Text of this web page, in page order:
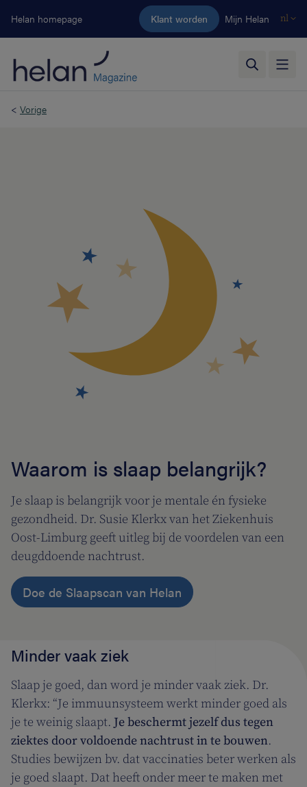
Ga naar de hoofdinhoud
Helan homepage Klant worden Mijn Helan nl
< Vorige
Waarom is slaap belangrijk?
Je slaap is belangrijk voor je mentale én fysieke
gezondheid. Dr. Susie Klerkx van het Ziekenhuis
Oost-Limburg geeft uitleg bij de voordelen van een
deugddoende nachtrust.
Doe de Slaapscan van Helan
Minder vaak ziek
Slaap je goed, dan word je minder vaak ziek. Dr.
Klerkx: “Je immuunsysteem werkt minder goed als
je te weinig slaapt. Je beschermt jezelf dus tegen
ziektes door voldoende nachtrust in te bouwen.
Studies bewijzen bv. dat vaccinaties beter werken als
je goed slaapt. Dat heeft onder meer te maken met